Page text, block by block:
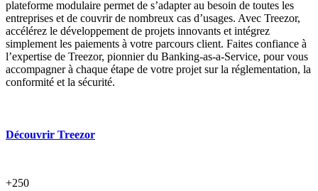
plateforme modulaire permet de s’adapter au besoin de toutes les
entreprises et de couvrir de nombreux cas d’usages. Avec Treezor,
accélérez le développement de projets innovants et intégrez
simplement les paiements à votre parcours client. Faites confiance à
l’expertise de Treezor, pionnier du Banking-as-a-Service, pour vous
accompagner à chaque étape de votre projet sur la réglementation, la
conformité et la sécurité.
Découvrir Treezor
+250